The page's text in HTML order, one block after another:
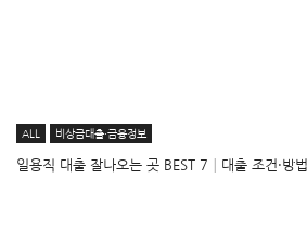
ALL 비상금대출·금융정보
일용직 대출 잘나오는 곳 BEST 7│대출 조건·방